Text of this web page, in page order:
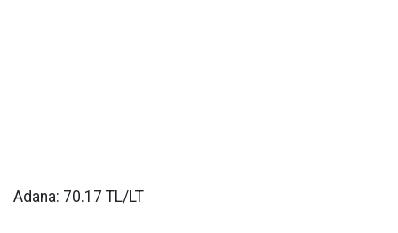
Adana: 70.17 TL/LT